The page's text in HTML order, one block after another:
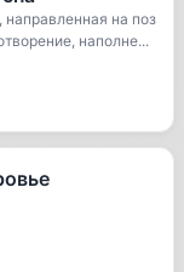
на поз
наполне...